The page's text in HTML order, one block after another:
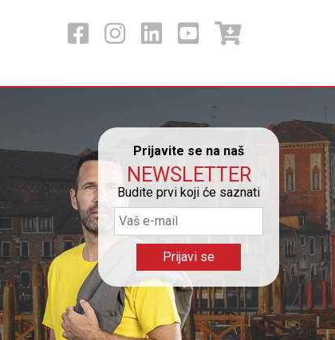
Prijavite se na naš
NEWSLETTER
Budite prvi koji će saznati